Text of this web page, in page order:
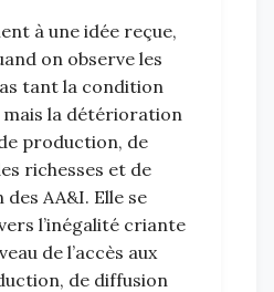
à une idée reçue,
on observe les
tant la condition
mais la détérioration
production, de
richesses et de
AA&I. Elle se
l’inégalité criante
de l’accès aux
de diffusion